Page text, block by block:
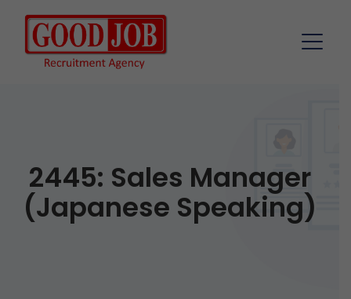
2445: Sales Manager
(Japanese Speaking)